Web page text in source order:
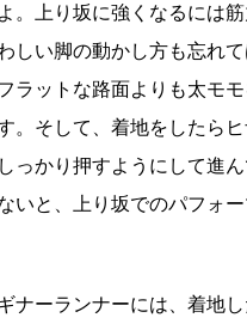
。上り坂に強くなるには筋
しい脚の動かし方も忘れ
ラットな路面よりも太モ
。そして、着地をしたら
っかり押すようにして進
いと、上り坂でのパフォ
ナーランナーには、着地